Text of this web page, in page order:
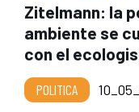
Zitelmann: la
ambiente se
con el
POLITICA